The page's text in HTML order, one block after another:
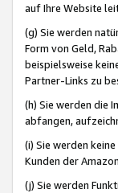
auf Ihre Website
(g) Sie werden
Form von Geld,
beispielsweise
Partner-Links zu
(h) Sie werden die
abfangen,
(i) Sie werden
Kunden der
(j) Sie werden